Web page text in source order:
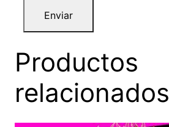
Productos
relacionados